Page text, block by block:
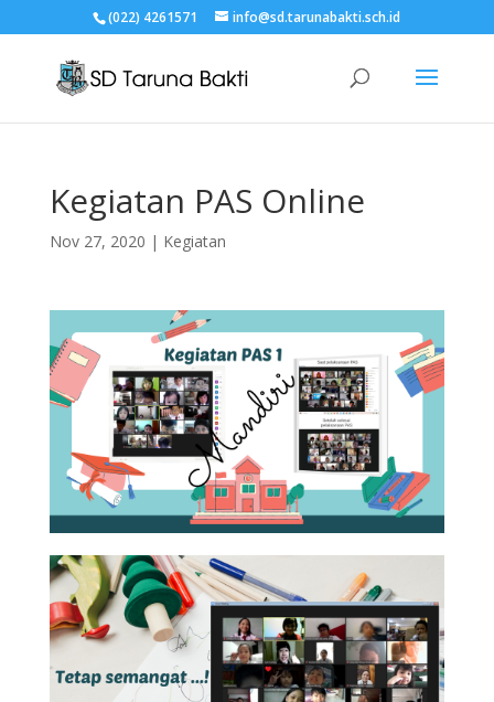
(022) 4261571 info@sd.tarunabakti.sch.id
Kegiatan PAS Online
Nov 27, 2020 | Kegiatan